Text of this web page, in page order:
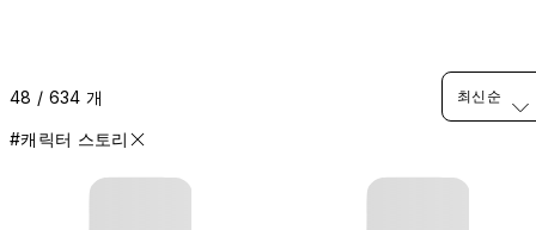
48 / 634 개
#캐릭터 스토리
최신순